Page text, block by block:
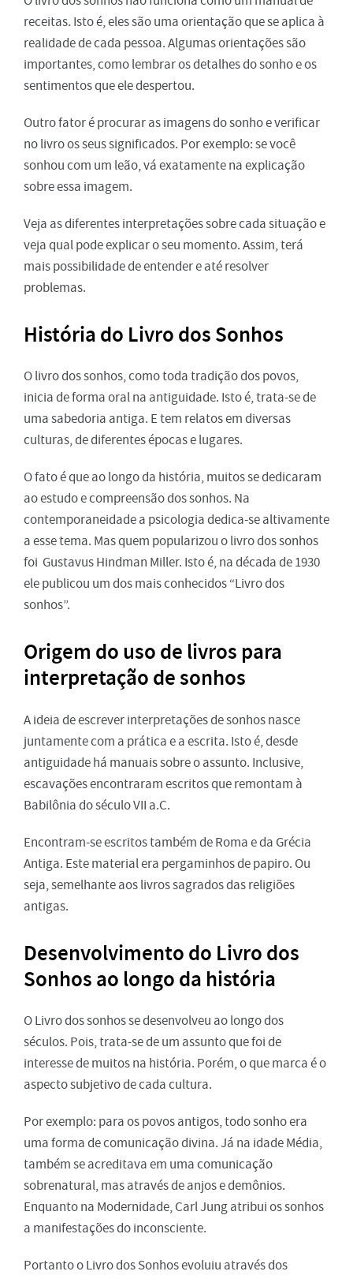
receitas. Isto é, eles são uma orientação que se aplica à
realidade de cada pessoa. Algumas orientações são
importantes, como lembrar os detalhes do sonho e os
sentimentos que ele despertou.
Outro fator é procurar as imagens do sonho e verificar
no livro os seus significados. Por exemplo: se você
sonhou com um leão, vá exatamente na explicação
sobre essa imagem.
Veja as diferentes interpretações sobre cada situação e
veja qual pode explicar o seu momento. Assim, terá
mais possibilidade de entender e até resolver
problemas.
História do Livro dos Sonhos
O livro dos sonhos, como toda tradição dos povos,
inicia de forma oral na antiguidade. Isto é, trata-se de
uma sabedoria antiga. E tem relatos em diversas
culturas, de diferentes épocas e lugares.
O fato é que ao longo da história, muitos se dedicaram
ao estudo e compreensão dos sonhos. Na
contemporaneidade a psicologia dedica-se altivamente
a esse tema. Mas quem popularizou o livro dos sonhos
foi Gustavus Hindman Miller. Isto é, na década de 1930
ele publicou um dos mais conhecidos “Livro dos
sonhos”.
Origem do uso de livros para
interpretação de sonhos
A ideia de escrever interpretações de sonhos nasce
juntamente com a prática e a escrita. Isto é, desde
antiguidade há manuais sobre o assunto. Inclusive,
escavações encontraram escritos que remontam à
Babilônia do século VII a.C.
Encontram-se escritos também de Roma e da Grécia
Antiga. Este material era pergaminhos de papiro. Ou
seja, semelhante aos livros sagrados das religiões
antigas.
Desenvolvimento do Livro dos
Sonhos ao longo da história
O Livro dos sonhos se desenvolveu ao longo dos
séculos. Pois, trata-se de um assunto que foi de
interesse de muitos na história. Porém, o que marca é o
aspecto subjetivo de cada cultura.
Por exemplo: para os povos antigos, todo sonho era
uma forma de comunicação divina. Já na idade Média,
também se acreditava em uma comunicação
sobrenatural, mas através de anjos e demônios.
Enquanto na Modernidade, Carl Jung atribui os sonhos
a manifestações do inconsciente.
Portanto o Livro dos Sonhos evoluiu através dos